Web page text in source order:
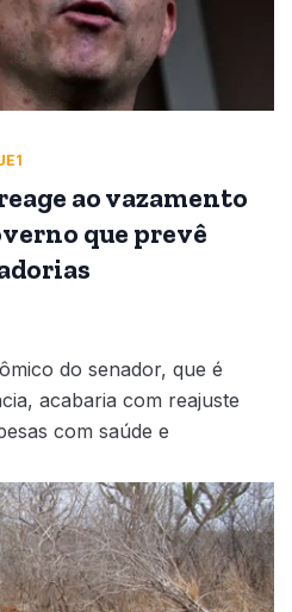
ao vazamento
que prevê
do senador, que é
acabaria com reajuste
com saúde e